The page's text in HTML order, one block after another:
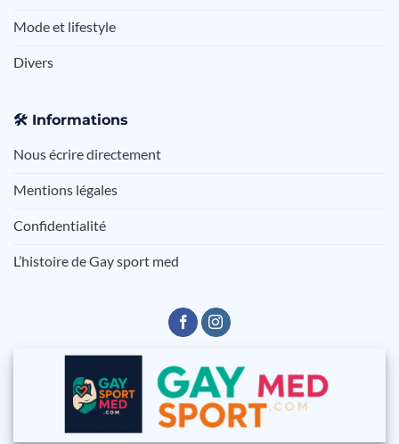
Mode et lifestyle
Divers
🛠️ Informations
Nous écrire directement
Mentions légales
Confidentialité
L’histoire de Gay sport med